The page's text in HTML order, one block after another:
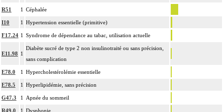
R51 1 Céphalée
I10 1 Hypertension essentielle (primitive)
F17.24 1 Syndrome de dépendance au tabac, utilisation actuelle
E11.98 1
Diabète sucré de type 2 non insulinotraité ou sans précision,
sans complication
E78.0 1 Hypercholestérolémie essentielle
E78.5 1 Hyperlipidémie, sans précision
G47.3 1 Apnée du sommeil
R49.0 1 Dysphonie